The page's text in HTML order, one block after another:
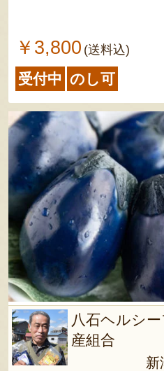
￥3,800 (送料込)
受付中 のし可
八石ヘルシ
産組合
新